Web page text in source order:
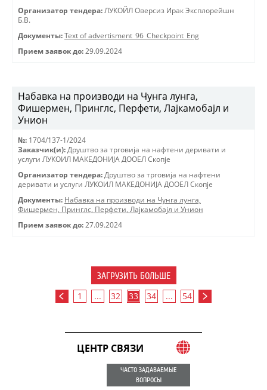
Организатор тендера: ЛУКОЙЛ Оверсиз Ирак Эксплорейшн
Б.В.
Документы: Text of advertisment_96_Checkpoint_Eng
Прием заявок до: 29.09.2024
Набавка на производи на Чунга лунга,
Фишермен, Принглс, Перфети, Лајкамобајл и
Унион
№: 1704/137-1/2024
Заказчик(и): Друштво за трговиjа на нафтени деривати и
услуги ЛУКОИЛ МАКЕДОНИJА ДООЕЛ Скопjе
Организатор тендера: Друштво за трговиjа на нафтени
деривати и услуги ЛУКОИЛ МАКЕДОНИJА ДООЕЛ Скопjе
Документы: Набавка на производи на Чунга лунга,
Фишермен, Принглс, Перфети, Лајкамобајл и Унион
Прием заявок до: 27.09.2024
ЗАГРУЗИТЬ БОЛЬШЕ
1 ... 32 33 34 ... 54
ЦЕНТР СВЯЗИ
ЧАСТО ЗАДАВАЕМЫЕ
ВОПРОСЫ